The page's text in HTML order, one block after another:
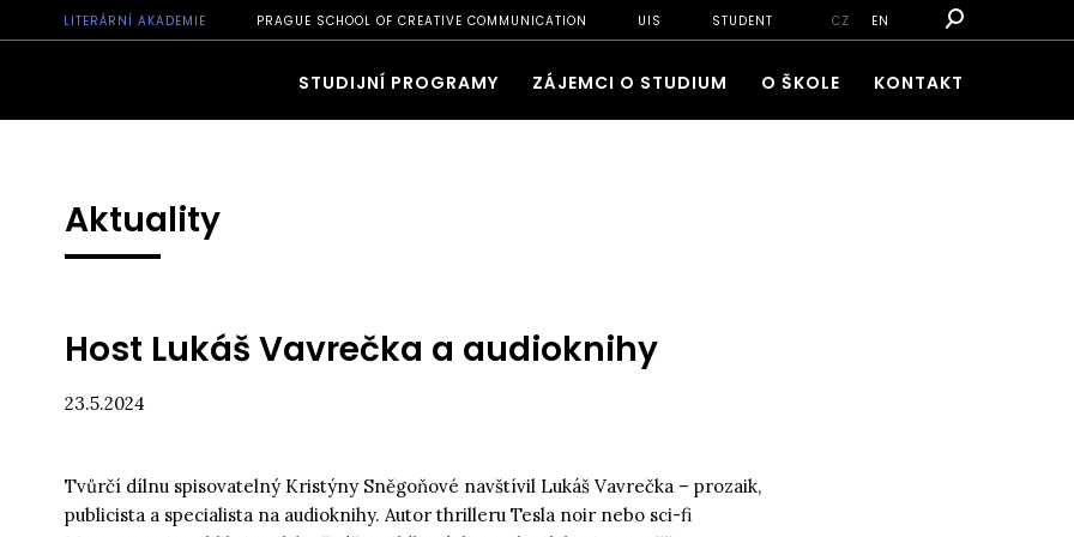
LITERÁRNÍ AKADEMIE PRAGUE SCHOOL OF CREATIVE COMMUNICATION UIS STUDENT CZ EN
STUDIJNÍ PROGRAMY ZÁJEMCI O STUDIUM O ŠKOLE KONTAKT
Aktuality
Host Lukáš Vavrečka a audioknihy
23.5.2024
Tvůrčí dílnu spisovatelný Kristýny Sněgoňové navštívil Lukáš Vavrečka – prozaik,
publicista a specialista na audioknihy. Autor thrilleru Tesla noir nebo sci-fi